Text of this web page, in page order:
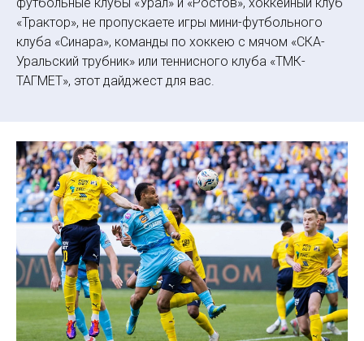
«Трактор», не пропускаете игры мини-футбольного
клуба «Синара», команды по хоккею с мячом «СКА-
Уральский трубник» или теннисного клуба «ТМК-
ТАГМЕТ», этот дайджест для вас.